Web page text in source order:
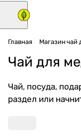
Главная Магазин чай
Чай для
Чай, посуда,
раздел или